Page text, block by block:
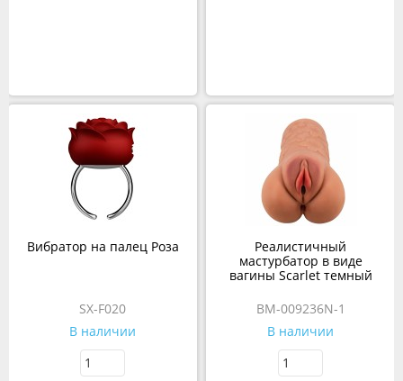
Вибратор на палец Роза
SX-F020
В наличии
Реалистичный
мастурбатор в виде
вагины Scarlet темный
BM-009236N-1
В наличии